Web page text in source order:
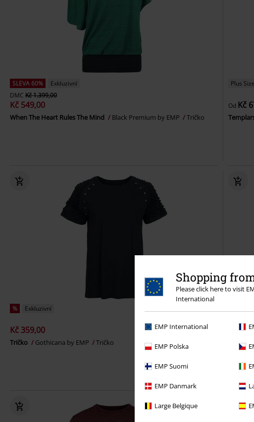
Shopping
Please click here to visit
International
EMP International
EMP Polska
EMP Suomi
EMP Danmark
Large Belgique
SLEVA 60%
Exkluzivní
DMC Kč 1.399,00
Kč 549,00
When The Heart Rules The Mind Black Premium by EMP Tričko
Plus Size
Od Kč
% Exkluzivní
Kč 359,00
Tričko Gothicana by EMP Tričko
Kč
Middle